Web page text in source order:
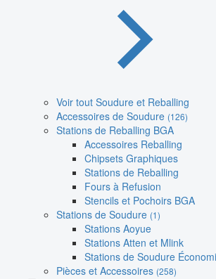
Voir tout Soudure et Reballing
Accessoires de Soudure (126)
Stations de Reballing BGA
Accessoires Reballing
Chipsets Graphiques
Stations de Reballing
Fours à Refusion
Stencils et Pochoirs BGA
Stations de Soudure (1)
Stations Aoyue
Stations Atten et Mlink
Stations de Soudure
Pièces et Accessoires (258)